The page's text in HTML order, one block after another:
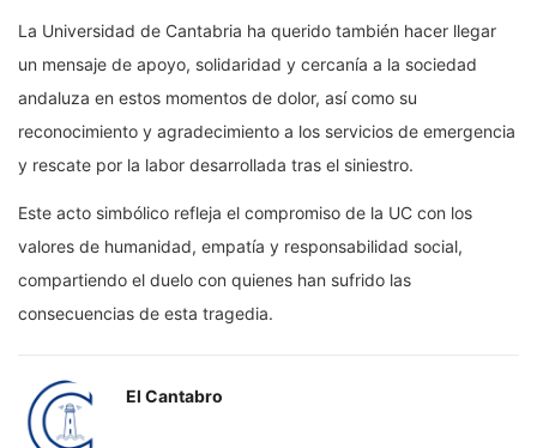
La Universidad de Cantabria ha querido también hacer llegar
un mensaje de apoyo, solidaridad y cercanía a la sociedad
andaluza en estos momentos de dolor, así como su
reconocimiento y agradecimiento a los servicios de emergencia
y rescate por la labor desarrollada tras el siniestro.
Este acto simbólico refleja el compromiso de la UC con los
valores de humanidad, empatía y responsabilidad social,
compartiendo el duelo con quienes han sufrido las
consecuencias de esta tragedia.
El Cantabro